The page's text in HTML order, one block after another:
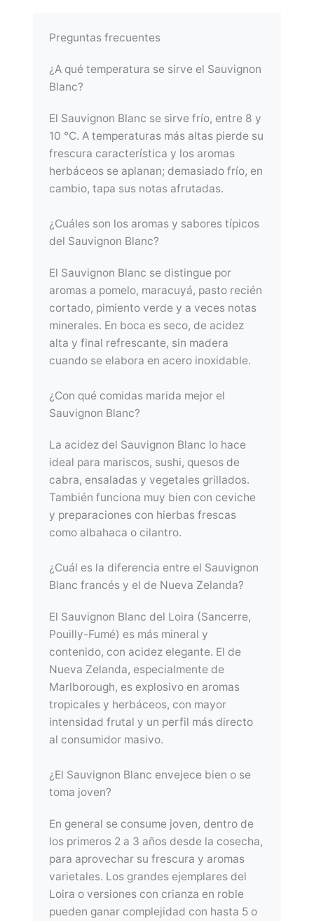
Preguntas frecuentes
¿A qué temperatura se sirve el Sauvignon
Blanc?
El Sauvignon Blanc se sirve frío, entre 8 y
10 °C. A temperaturas más altas pierde su
frescura característica y los aromas
herbáceos se aplanan; demasiado frío, en
cambio, tapa sus notas afrutadas.
¿Cuáles son los aromas y sabores típicos
del Sauvignon Blanc?
El Sauvignon Blanc se distingue por
aromas a pomelo, maracuyá, pasto recién
cortado, pimiento verde y a veces notas
minerales. En boca es seco, de acidez
alta y final refrescante, sin madera
cuando se elabora en acero inoxidable.
¿Con qué comidas marida mejor el
Sauvignon Blanc?
La acidez del Sauvignon Blanc lo hace
ideal para mariscos, sushi, quesos de
cabra, ensaladas y vegetales grillados.
También funciona muy bien con ceviche
y preparaciones con hierbas frescas
como albahaca o cilantro.
¿Cuál es la diferencia entre el Sauvignon
Blanc francés y el de Nueva Zelanda?
El Sauvignon Blanc del Loira (Sancerre,
Pouilly-Fumé) es más mineral y
contenido, con acidez elegante. El de
Nueva Zelanda, especialmente de
Marlborough, es explosivo en aromas
tropicales y herbáceos, con mayor
intensidad frutal y un perfil más directo
al consumidor masivo.
¿El Sauvignon Blanc envejece bien o se
toma joven?
En general se consume joven, dentro de
los primeros 2 a 3 años desde la cosecha,
para aprovechar su frescura y aromas
varietales. Los grandes ejemplares del
Loira o versiones con crianza en roble
pueden ganar complejidad con hasta 5 o